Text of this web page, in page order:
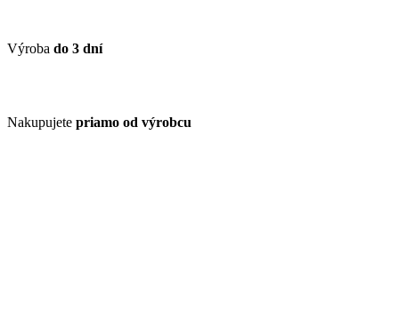
Výroba do 3 dní
Nakupujete priamo od výrobcu